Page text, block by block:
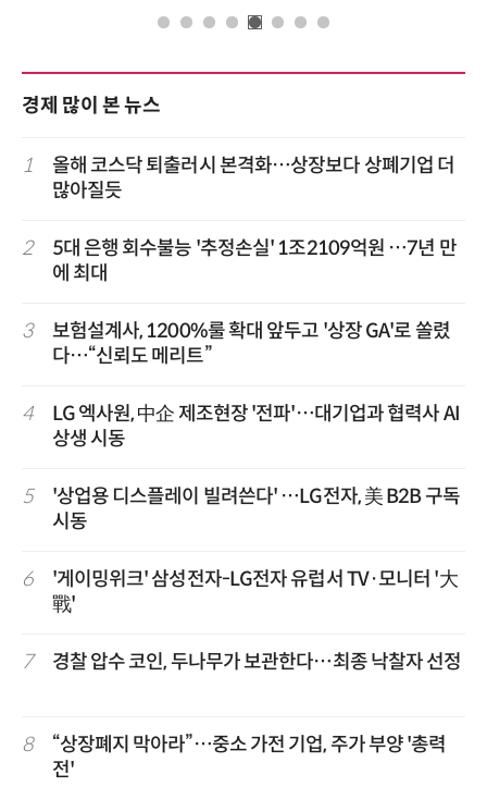
경제 많이 본 뉴스
1
올해 코스닥 퇴출러시 본격화…상장보다 상폐기업 더
많아질듯
2
5대 은행 회수불능 '추정손실' 1조2109억원 …7년 만
에 최대
3
보험설계사, 1200%룰 확대 앞두고 '상장 GA'로 쏠렸
다…“신뢰도 메리트”
4
LG 엑사원, 中企 제조현장 '전파'…대기업과 협력사 AI
상생 시동
5
'상업용 디스플레이 빌려쓴다' …LG전자, 美 B2B 구독
시동
6
'게이밍위크' 삼성전자-LG전자 유럽서 TV·모니터 '大
戰'
7 경찰 압수 코인, 두나무가 보관한다…최종 낙찰자 선정
8
“상장폐지 막아라”…중소 가전 기업, 주가 부양 '총력
전'